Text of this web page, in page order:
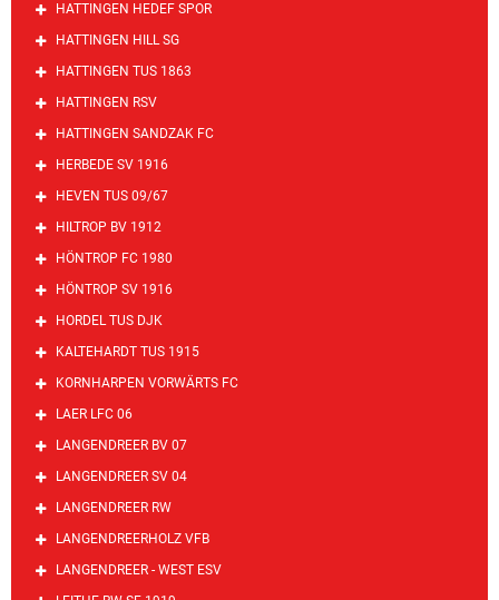
HATTINGEN HEDEF SPOR
HATTINGEN HILL SG
HATTINGEN TUS 1863
HATTINGEN RSV
HATTINGEN SANDZAK FC
HERBEDE SV 1916
HEVEN TUS 09/67
HILTROP BV 1912
HÖNTROP FC 1980
HÖNTROP SV 1916
HORDEL TUS DJK
KALTEHARDT TUS 1915
KORNHARPEN VORWÄRTS FC
LAER LFC 06
LANGENDREER BV 07
LANGENDREER SV 04
LANGENDREER RW
LANGENDREERHOLZ VFB
LANGENDREER - WEST ESV